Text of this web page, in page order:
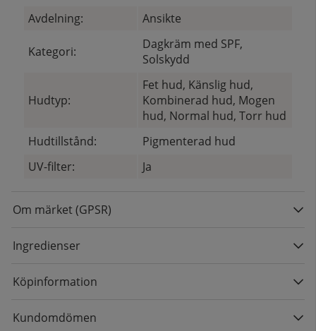
Avdelning:
Ansikte
Kategori:
Dagkräm med SPF,
Solskydd
Hudtyp:
Fet hud, Känslig hud,
Kombinerad hud, Mogen
hud, Normal hud, Torr hud
Hudtillstånd:
Pigmenterad hud
UV-filter:
Ja
Om märket (GPSR)
Ingredienser
Köpinformation
Kundomdömen